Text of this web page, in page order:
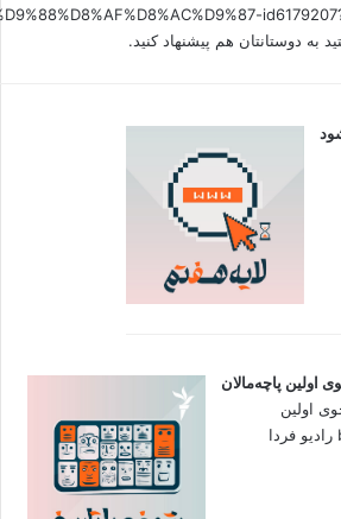
به دوستانتان هم پیشنهاد کنید.
اولین‌ پاچه‌مالان
اولین‌